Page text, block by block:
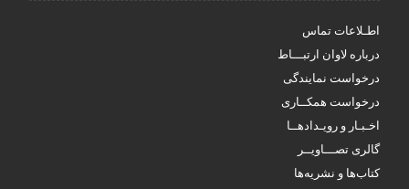
اطـلاعات تماس
درباره لاوان ارتبـــاط
درخواست نمایندگی
درخواست همکــاری
اخـبـار و رویـدادهــا
گالری تصـــاویــر
کتاب‌ها و نشریه‌ها